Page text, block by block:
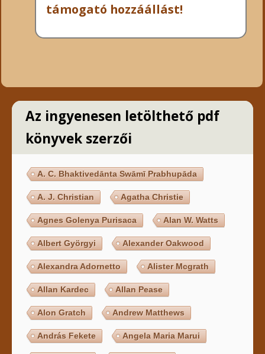
támogató hozzáállást!
Az ingyenesen letölthető pdf
könyvek szerzői
A. C. Bhaktivedānta Swāmī Prabhupāda
A. J. Christian Agatha Christie
Agnes Golenya Purisaca Alan W. Watts
Albert Györgyi Alexander Oakwood
Alexandra Adornetto Alister Mcgrath
Allan Kardec Allan Pease
Alon Gratch Andrew Matthews
András Fekete Angela Maria Marui